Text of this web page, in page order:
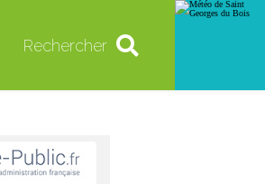
Rechercher